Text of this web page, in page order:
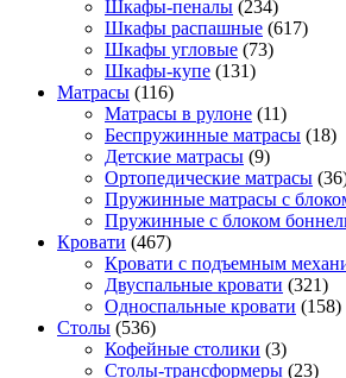
Шкафы-пеналы (234)
Шкафы распашные (617)
Шкафы угловые (73)
Шкафы-купе (131)
Матрасы (116)
Матрасы в рулоне (11)
Беспружинные матрасы (18)
Детские матрасы (9)
Ортопедические матрасы
Пружинные матрасы с
Пружинные с блоком
Кровати (467)
Кровати с подъемным
Двуспальные кровати (321)
Односпальные кровати (158)
Столы (536)
Кофейные столики (3)
Столы-трансформеры (23)